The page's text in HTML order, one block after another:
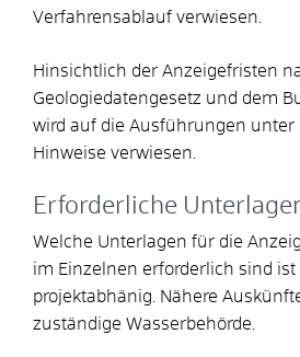
Verfahrensablauf verwiesen.
Hinsichtlich der Anzeigefristen
Geologiedatengesetz und dem
wird auf die Ausführungen unter
Hinweise verwiesen.
Erforderliche
Welche Unterlagen für die
im Einzelnen erforderlich sind
projektabhänig. Nähere
zuständige Wasserbehörde.